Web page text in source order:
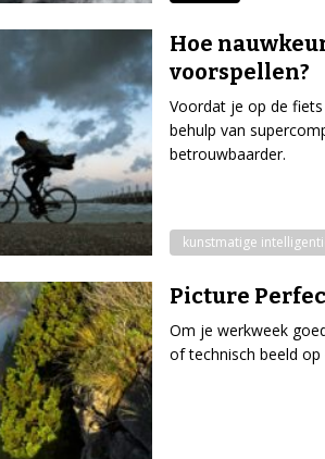
Hoe
voorspellen?
Voordat je op de
behulp van
betrouwbaarder.
kunstmatige
Picture
Om je werkweek
of technisch beeld